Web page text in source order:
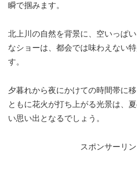
瞬で掴みます。
北上川の自然を背景に、空いっぱ
なショーは、都会では味わえない
す。
夕暮れから夜にかけての時間帯に
ともに花火が打ち上がる光景は、
い思い出となるでしょう。
スポンサーリン